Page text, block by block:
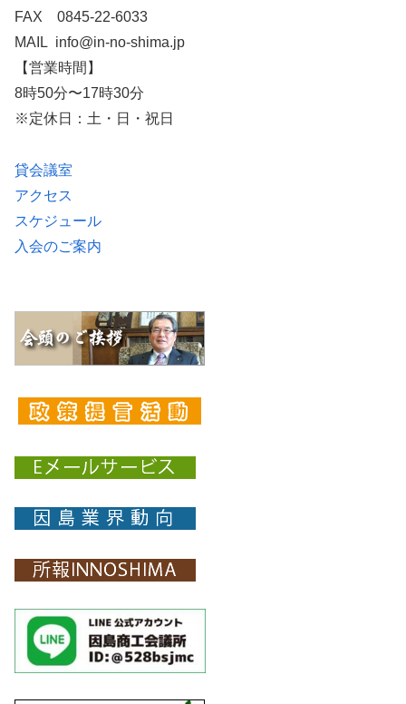
FAX 0845-22-6033
MAIL info@in-no-shima.jp
【営業時間】
8時50分〜17時30分
※定休日：土・日・祝日
貸会議室
アクセス
スケジュール
入会のご案内